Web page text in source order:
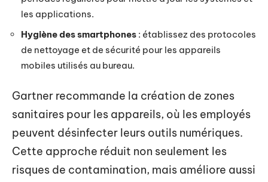
les applications.
Hygiène des smartphones : établissez des protocoles
de nettoyage et de sécurité pour les appareils
mobiles utilisés au bureau.
Gartner recommande la création de zones
sanitaires pour les appareils, où les employés
peuvent désinfecter leurs outils numériques.
Cette approche réduit non seulement les
risques de contamination, mais améliore aussi